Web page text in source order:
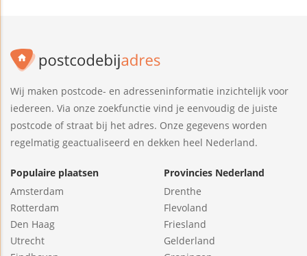
Wij maken postcode- en adresseninformatie inzichtelijk voor
iedereen. Via onze zoekfunctie vind je eenvoudig de juiste
postcode of straat bij het adres. Onze gegevens worden
regelmatig geactualiseerd en dekken heel Nederland.
Populaire plaatsen
Amsterdam
Rotterdam
Den Haag
Utrecht
Provincies Nederland
Drenthe
Flevoland
Friesland
Gelderland